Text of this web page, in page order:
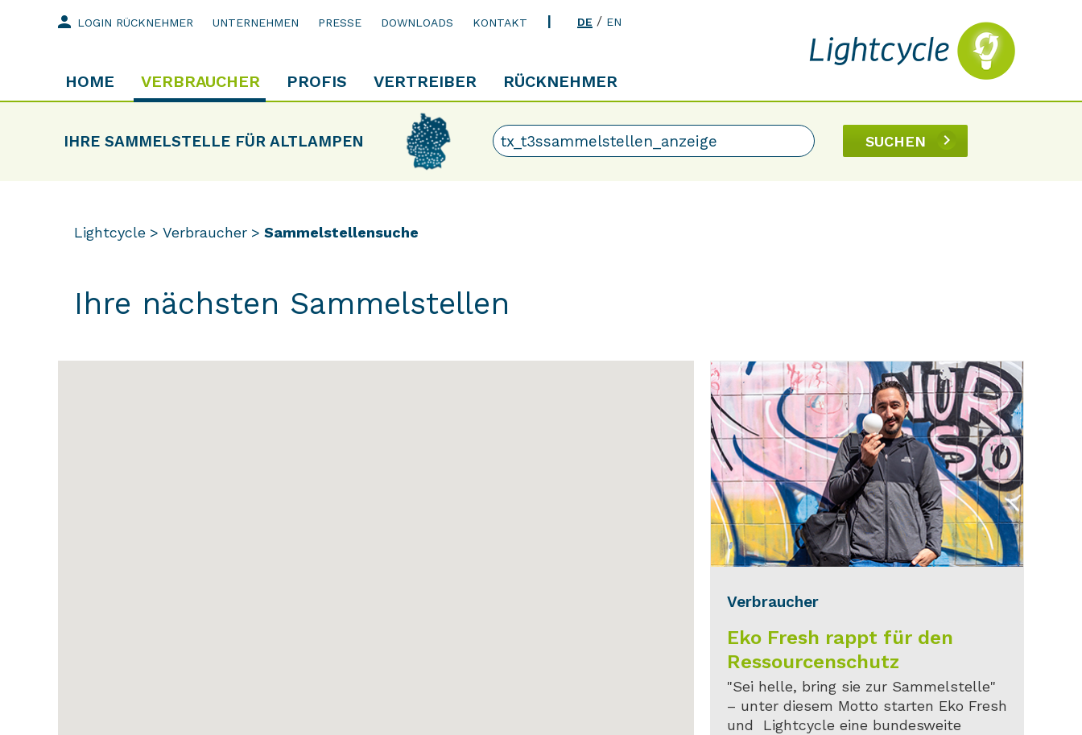
HOME VERBRAUCHER PROFIS VERTREIBER RÜCKNEHMER
person LOGIN RÜCKNEHMER UNTERNEHMEN PRESSE DOWNLOADS KONTAKT DE / EN
IHRE SAMMELSTELLE FÜR ALTLAMPEN SUCHEN
Lightcycle Verbraucher Sammelstellensuche
Ihre nächsten Sammelstellen
Verbraucher
Eko Fresh rappt für den
Ressourcenschutz
"Sei helle, bring sie zur Sammelstelle"
– unter diesem Motto starten Eko Fresh
und Lightcycle eine bundesweite